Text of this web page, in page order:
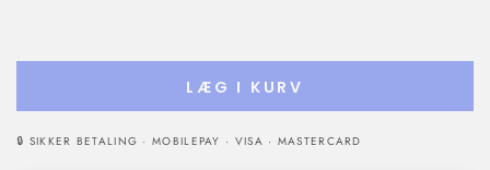
LÆG I KURV
🔒 SIKKER BETALING · MOBILEPAY · VISA · MASTERCARD